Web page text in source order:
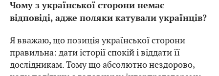
Чому з української сторони немає
відповіді, адже поляки катували українців?
Я вважаю, що позиція української сторони
правильна: дати історії спокій і віддати її
дослідникам. Тому що абсолютно нездорово,